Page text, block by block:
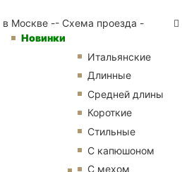
в Москве -- Схема проезда -
Новинки
Итальянские
Длинные
Средней длины
Короткие
Стильные
С капюшоном
С мехом